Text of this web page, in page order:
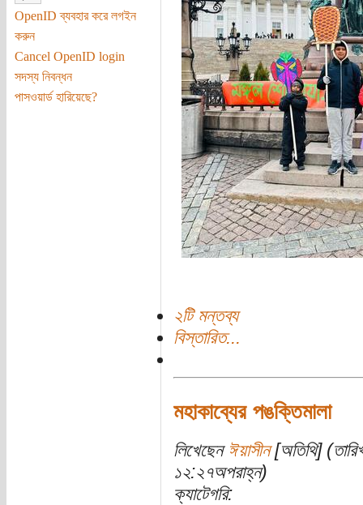
OpenID ব্যবহার করে লগইন
করুন
Cancel OpenID login
সদস্য নিবন্ধন
পাসওয়ার্ড হারিয়েছে?
২টি মন্তব্য
বিস্তারিত...
মহাকাব্যের পঙক্তিমালা
লিখেছেন ঈয়াসীন[অতিথি]
১২:২৭অপরাহ্ন)
ক্যাটেগরি: